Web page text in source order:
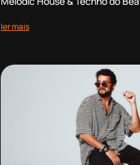
ler mais